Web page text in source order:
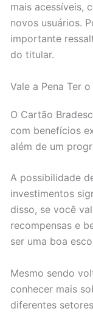
mais acessíveis,
novos usuários.
importante
do titular.
Vale a Pena Ter
O Cartão
com benefícios
além de um
A possibilidade
investimentos
disso, se você
recompensas e
ser uma boa
Mesmo sendo
conhecer mais
diferentes